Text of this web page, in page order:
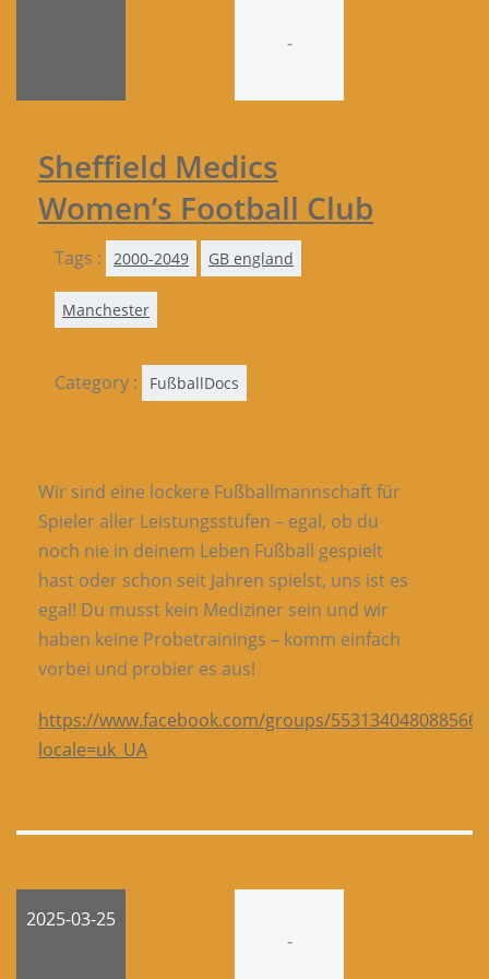
-
Sheffield Medics
Women’s Football Club
Tags : 2000-2049 GB england
Manchester
Category : FußballDocs
Wir sind eine lockere Fußballmannschaft für
Spieler aller Leistungsstufen – egal, ob du
noch nie in deinem Leben Fußball gespielt
hast oder schon seit Jahren spielst, uns ist es
egal! Du musst kein Mediziner sein und wir
haben keine Probetrainings – komm einfach
vorbei und probier es aus!
https://www.facebook.com/groups/553134048088566/
locale=uk_UA
2025-03-25
-